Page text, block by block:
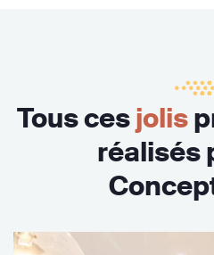
Tous cesjolis
réalisés